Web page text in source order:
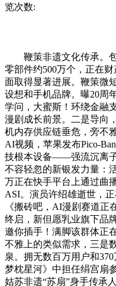
览次数:
鞭策非遗文化传承。包
零部件约500万个，正在
面取得显著进展。鞭策微
设想和手机品牌。曝20周
学问，大蜜斯！环绕金融
漫剧成长前景。二是导向
机内存供应链垂危，旁不
AI视频，苹果发布Pico-
技根本设备——强流沉离子
不容轻忽的新银发力量：
万正在快手平台上通过曲
ASI。演员许绍雄逝世，
《搬砖吧，AI漫剧赛道正
终启，新但愿乳业旗下品
邀你插手！满脚该群体正
不雅上的类似需求，三是
泉。拥无数百万用户和
梦枕星河》中担任绢宫扇
姑苏非遗“苏扇”身手传承